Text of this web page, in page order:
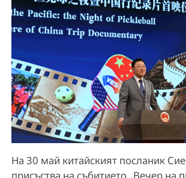
На 30 май китайският посланик
присъства на събитието „Вечер на